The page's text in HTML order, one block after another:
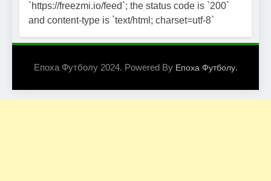
`https://freezmi.io/feed`; the status code is `200`
and content-type is `text/html; charset=utf-8`
Епоха Футболу 2024. Powered By Епоха Футболу.